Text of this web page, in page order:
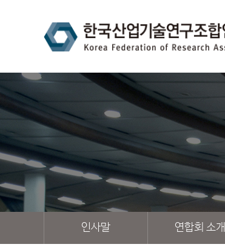
인사말 연합회 소개